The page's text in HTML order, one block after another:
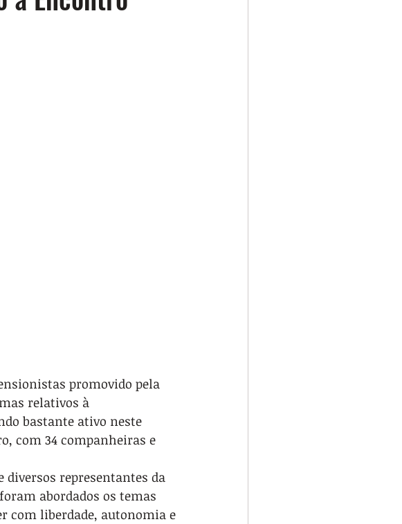
promovido pela
relativos à
bastante ativo neste
com 34 companheiras e
diversos representantes da
abordados os temas
com liberdade, autonomia e